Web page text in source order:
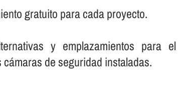
gratuito para cada proyecto.
y emplazamientos para el
de seguridad instaladas.